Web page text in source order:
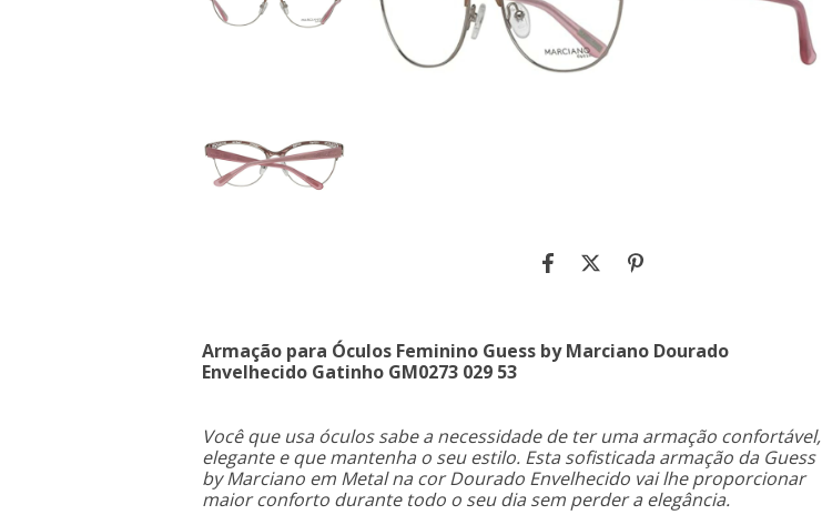
Armação para Óculos Feminino Guess by Marciano Dourado
Envelhecido Gatinho GM0273 029 53
Você que usa óculos sabe a necessidade de ter uma armação confortável,
elegante e que mantenha o seu estilo. Esta sofisticada armação da Guess
by Marciano em Metal na cor Dourado Envelhecido vai lhe proporcionar
maior conforto durante todo o seu dia sem perder a elegância.